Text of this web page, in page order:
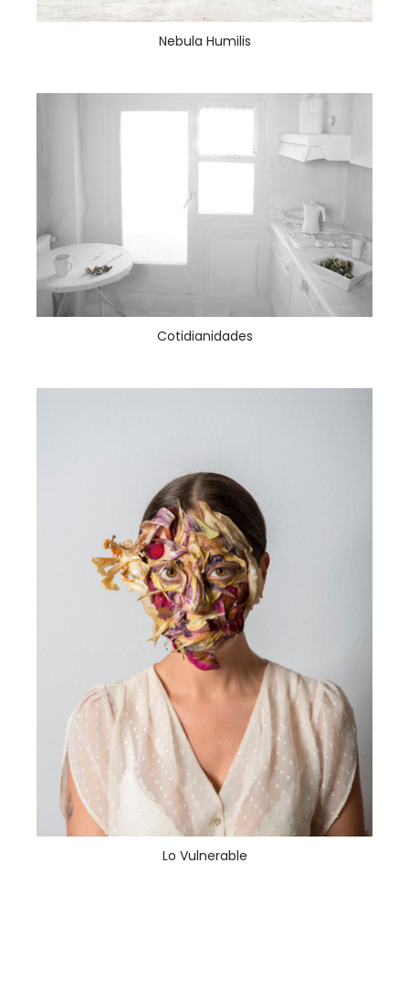
Nebula Humilis
Cotidianidades
Lo Vulnerable